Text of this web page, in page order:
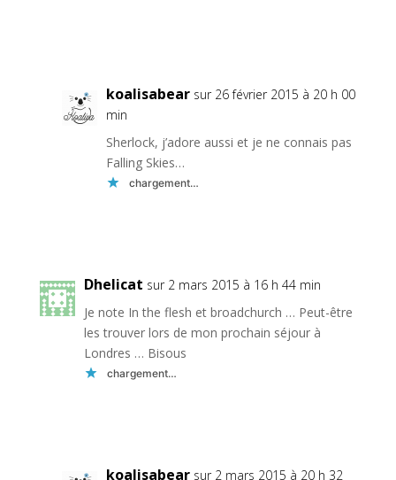
koalisabear sur 26 février 2015 à 20 h 00
min
Sherlock, j’adore aussi et je ne connais pas
Falling Skies…
chargement…
Dhelicat sur 2 mars 2015 à 16 h 44 min
Je note In the flesh et broadchurch … Peut-être
les trouver lors de mon prochain séjour à
Londres … Bisous
chargement…
koalisabear sur 2 mars 2015 à 20 h 32